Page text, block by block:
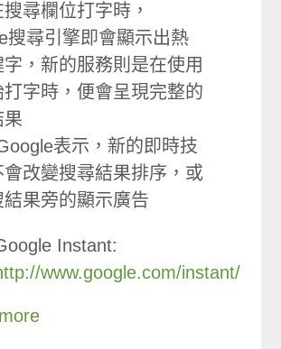
尋欄位打字時，
搜尋引擎即會顯示出熱
字，新的服務則是在使用
打字時，便會呈現完整的
果
表示，新的即時技
會改變搜尋結果排序，或
結果旁的顯示廣告
Instant:
www.google.com/instant/